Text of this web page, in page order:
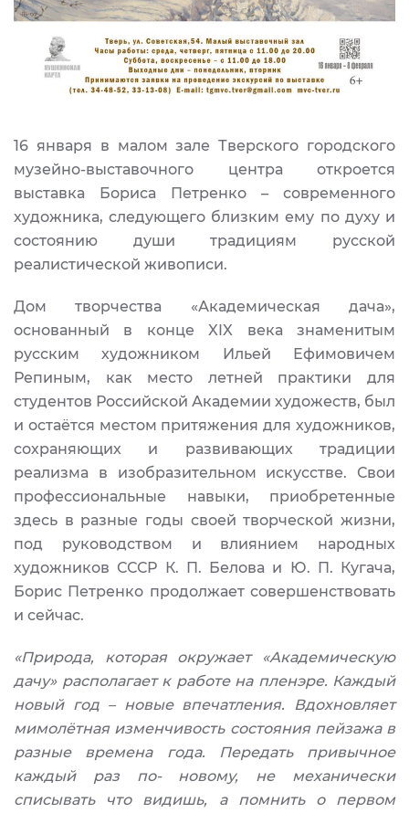
16 января в малом зале Тверского городского
музейно-выставочного центра откроется
выставка Бориса Петренко – современного
художника, следующего близким ему по духу и
состоянию души традициям русской
реалистической живописи.
Дом творчества «Академическая дача»,
основанный в конце XIX века знаменитым
русским художником Ильей Ефимовичем
Репиным, как место летней практики для
студентов Российской Академии художеств, был
и остаётся местом притяжения для художников,
сохраняющих и развивающих традиции
реализма в изобразительном искусстве. Свои
профессиональные навыки, приобретенные
здесь в разные годы своей творческой жизни,
под руководством и влиянием народных
художников СССР К. П. Белова и Ю. П. Кугача,
Борис Петренко продолжает совершенствовать
и сейчас.
«Природа, которая окружает «Академическую
дачу» располагает к работе на пленэре. Каждый
новый год – новые впечатления. Вдохновляет
мимолётная изменчивость состояния пейзажа в
разные времена года. Передать привычное
каждый раз по- новому, не механически
списывать что видишь, а помнить о первом